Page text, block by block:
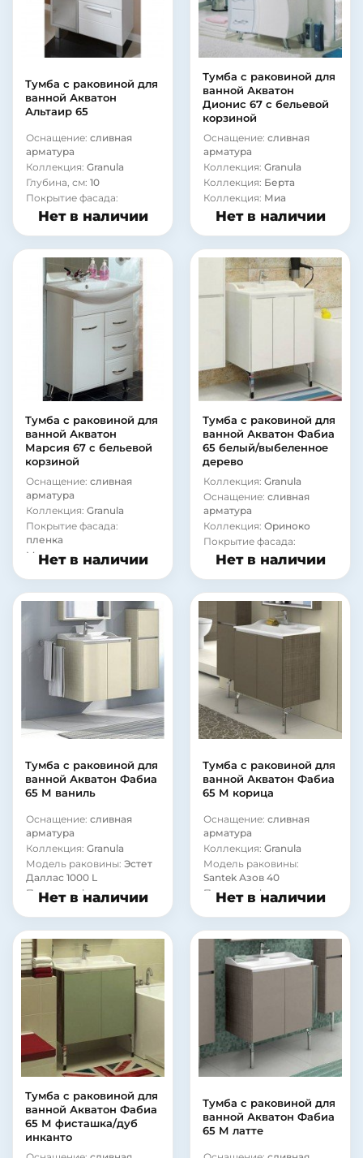
Тумба с раковиной для
ванной Акватон
Альтаир 65
Оснащение: сливная
арматура
Коллекция: Granula
Глубина, см: 10
Покрытие фасада:
ламинат
Нет в наличии
Тумба с раковиной для
ванной Акватон
Дионис 67 с бельевой
корзиной
Оснащение: сливная
арматура
Коллекция: Granula
Коллекция: Берта
Коллекция: Миа
Коллекция: Модерн
Глубина, см: 10
Покрытие фасада:
пленка
Материал корпуса:
сталь
Нет в наличии
Тумба с раковиной для
ванной Акватон
Марсия 67 с бельевой
корзиной
Оснащение: сливная
арматура
Коллекция: Granula
Покрытие фасада:
пленка
Материал корпуса: сталь
Нет в наличии
Тумба с раковиной для
ванной Акватон Фабиа
65 белый/выбеленное
дерево
Коллекция: Granula
Оснащение: сливная
арматура
Коллекция: Ориноко
Покрытие фасада:
ламинат
Нет в наличии
Тумба с раковиной для
ванной Акватон Фабиа
65 М ваниль
Оснащение: сливная
арматура
Коллекция: Granula
Модель раковины: Эстет
Даллас 1000 L
Покрытие фасада:
ламинат
стекло
Нет в наличии
Тумба с раковиной для
ванной Акватон Фабиа
65 М корица
Оснащение: сливная
арматура
Коллекция: Granula
Модель раковины:
Santek Азов 40
Покрытие фасада:
ламинат
Нет в наличии
Тумба с раковиной для
ванной Акватон Фабиа
65 М фисташка/дуб
инканто
Тумба с раковиной для
ванной Акватон Фабиа
65 М латте